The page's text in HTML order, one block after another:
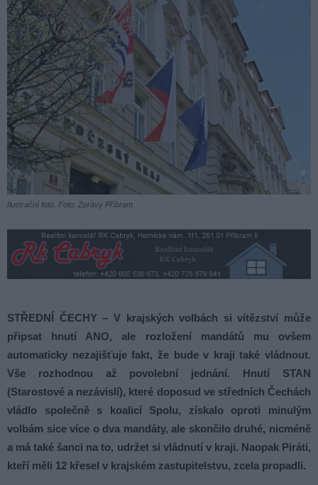
Ilustrační foto. Foto: Zprávy Příbram
STŘEDNÍ ČECHY – V krajských volbách si vítězství může
připsat hnutí ANO, ale rozložení mandátů mu ovšem
automaticky nezajišťuje fakt, že bude v kraji také vládnout.
Vše rozhodnou až povolební jednání. Hnutí STAN
(Starostové a nezávislí), které doposud ve středních Čechách
vládlo společně s koalicí Spolu, získalo oproti minulým
volbám sice více o dva mandáty, ale skončilo druhé, nicméně
a má také šanci na to, udržet si vládnutí v kraji. Naopak Piráti,
kteří měli 12 křesel v krajském zastupitelstvu, zcela propadli.